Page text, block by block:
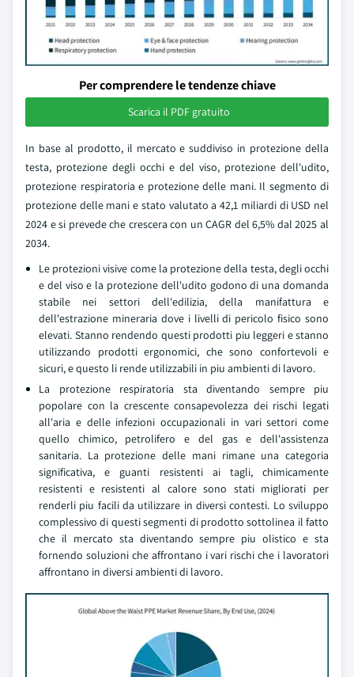
Per comprendere le tendenze chiave
Scarica il PDF gratuito
In base al prodotto, il mercato e suddiviso in protezione della
testa, protezione degli occhi e del viso, protezione dell'udito,
protezione respiratoria e protezione delle mani. Il segmento di
protezione delle mani e stato valutato a 42,1 miliardi di USD nel
2024 e si prevede che crescera con un CAGR del 6,5% dal 2025 al
2034.
Le protezioni visive come la protezione della testa, degli occhi
e del viso e la protezione dell'udito godono di una domanda
stabile nei settori dell'edilizia, della manifattura e
dell'estrazione mineraria dove i livelli di pericolo fisico sono
elevati. Stanno rendendo questi prodotti piu leggeri e stanno
utilizzando prodotti ergonomici, che sono confortevoli e
sicuri, e questo li rende utilizzabili in piu ambienti di lavoro.
La protezione respiratoria sta diventando sempre piu
popolare con la crescente consapevolezza dei rischi legati
all'aria e delle infezioni occupazionali in vari settori come
quello chimico, petrolifero e del gas e dell'assistenza
sanitaria. La protezione delle mani rimane una categoria
significativa, e guanti resistenti ai tagli, chimicamente
resistenti e resistenti al calore sono stati migliorati per
renderli piu facili da utilizzare in diversi contesti. Lo sviluppo
complessivo di questi segmenti di prodotto sottolinea il fatto
che il mercato sta diventando sempre piu olistico e sta
fornendo soluzioni che affrontano i vari rischi che i lavoratori
affrontano in diversi ambienti di lavoro.